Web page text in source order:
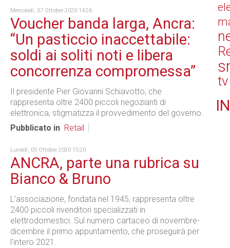
Mercoledì, 07 Ottobre 2020 14:26
Voucher banda larga, Ancra:
“Un pasticcio inaccettabile:
soldi ai soliti noti e libera
concorrenza compromessa”
Il presidente Pier Giovanni Schiavotto, che
rappresenta oltre 2400 piccoli negozianti di
elettronica, stigmatizza il provvedimento del governo.
Pubblicato in Retail
Lunedì, 05 Ottobre 2020 15:20
ANCRA, parte una rubrica su
Bianco & Bruno
L’associazione, fondata nel 1945, rappresenta oltre
2400 piccoli rivenditori specializzati in
elettrodomestici. Sul numero cartaceo di novembre-
dicembre il primo appuntamento, che proseguirà per
l'intero 2021.
tv
IN